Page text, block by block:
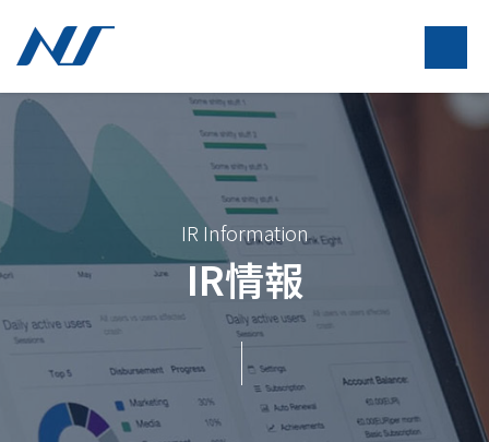
IR Information
IR情報